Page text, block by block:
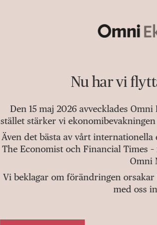
Nu har vi
Den 15 maj 2026 avvecklades
stället stärker vi
Även det bästa av vårt
The Economist och Financial Times
Omni
Vi beklagar om förändringen
med oss